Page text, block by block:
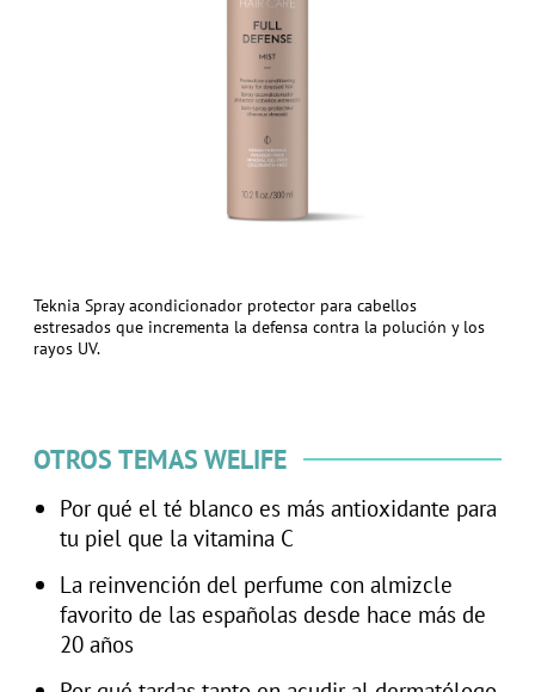
Teknia Spray acondicionador protector para cabellos
estresados que incrementa la defensa contra la polución y los
rayos UV.
OTROS TEMAS WELIFE
Por qué el té blanco es más antioxidante para
tu piel que la vitamina C
La reinvención del perfume con almizcle
favorito de las españolas desde hace más de
20 años